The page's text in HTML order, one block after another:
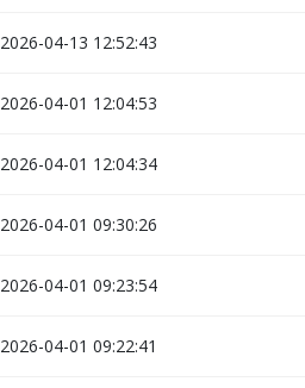
2026-04-13 12:52:43
2026-04-01 12:04:53
2026-04-01 12:04:34
2026-04-01 09:30:26
2026-04-01 09:23:54
2026-04-01 09:22:41